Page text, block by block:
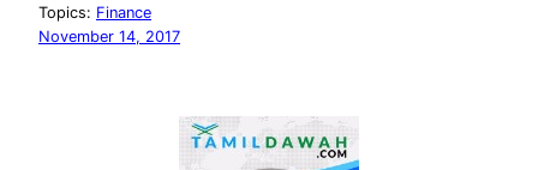
Topics: Finance
November 14, 2017